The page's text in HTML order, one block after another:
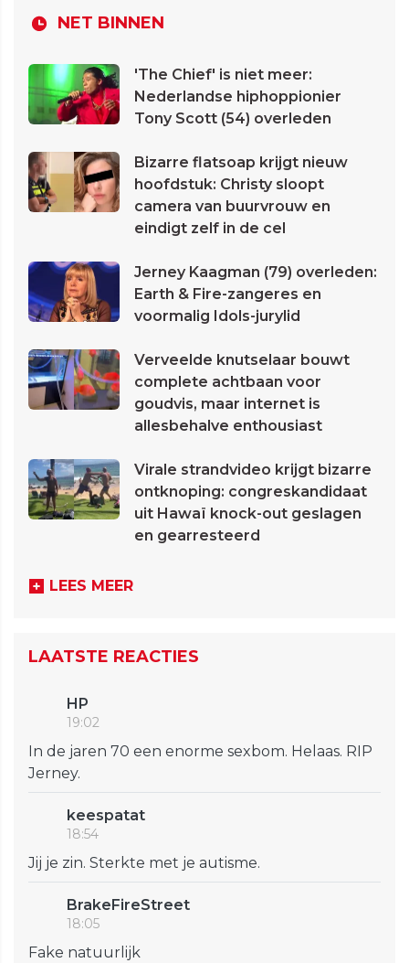
NET BINNEN
'The Chief' is niet meer:
Nederlandse hiphoppionier
Tony Scott (54) overleden
Bizarre flatsoap krijgt nieuw
hoofdstuk: Christy sloopt
camera van buurvrouw en
eindigt zelf in de cel
Jerney Kaagman (79) overleden:
Earth & Fire-zangeres en
voormalig Idols-jurylid
Verveelde knutselaar bouwt
complete achtbaan voor
goudvis, maar internet is
allesbehalve enthousiast
Virale strandvideo krijgt bizarre
ontknoping: congreskandidaat
uit Hawaï knock-out geslagen
en gearresteerd
LEES MEER
LAATSTE REACTIES
HP
19:02
In de jaren 70 een enorme sexbom. Helaas. RIP
Jerney.
keespatat
18:54
Jij je zin. Sterkte met je autisme.
BrakeFireStreet
18:05
Fake natuurlijk